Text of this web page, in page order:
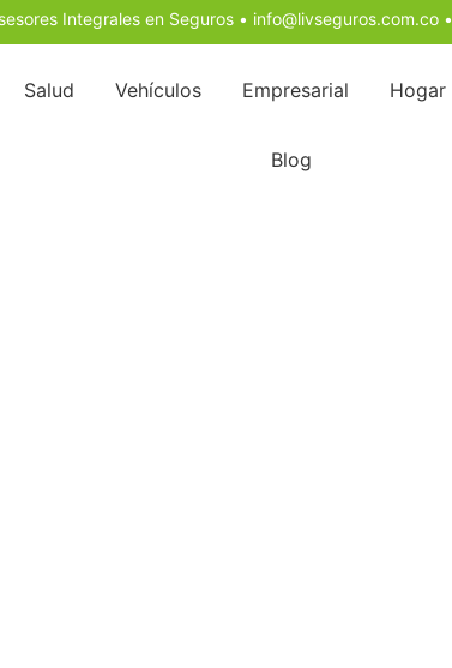
Integrales en Seguros • info@livseguros.com.co •
Salud Vehículos Empresarial Hogar
Blog